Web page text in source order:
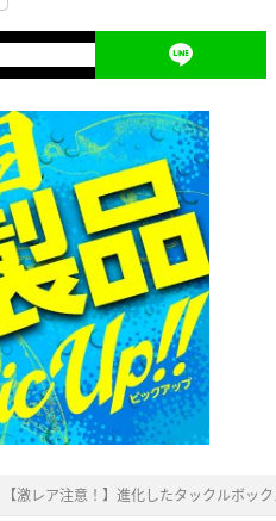
【激レア注意！】進化したタックルボッ